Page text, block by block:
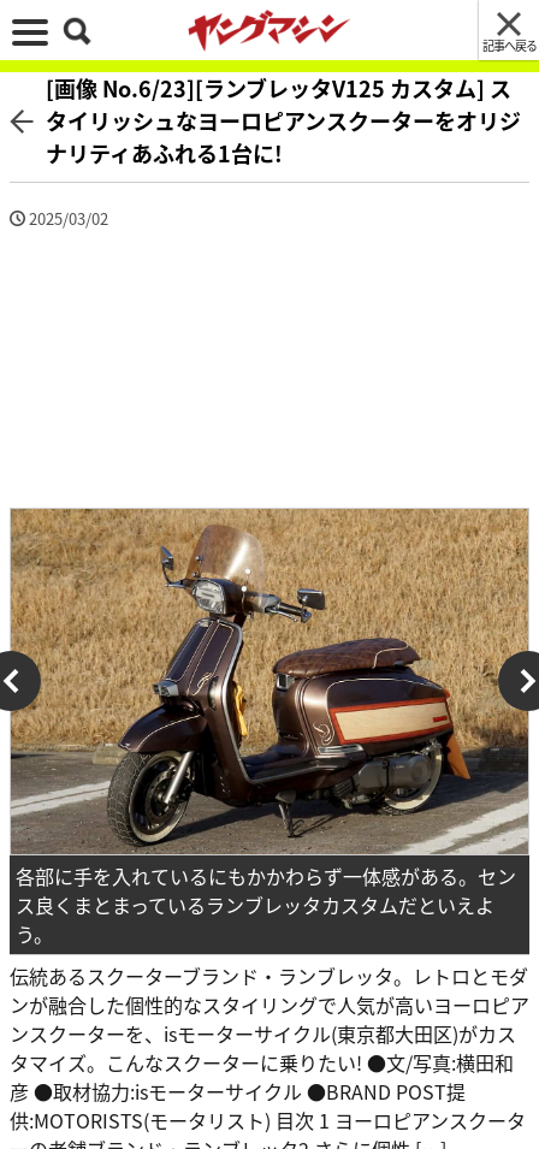
記事へ戻る
[画像 No.6/23][ランブレッタV125 カスタム] ス
タイリッシュなヨーロピアンスクーターをオリジ
ナリティあふれる1台に!
2025/03/02
各部に手を入れているにもかかわらず一体感がある。セン
ス良くまとまっているランブレッタカスタムだといえよ
う。
伝統あるスクーターブランド・ランブレッタ。レトロとモダ
ンが融合した個性的なスタイリングで人気が高いヨーロピア
ンスクーターを、isモーターサイクル(東京都大田区)がカス
タマイズ。こんなスクーターに乗りたい! ●文/写真:横田和
彦 ●取材協力:isモーターサイクル ●BRAND POST提
供:MOTORISTS(モータリスト) 目次 1 ヨーロピアンスクータ